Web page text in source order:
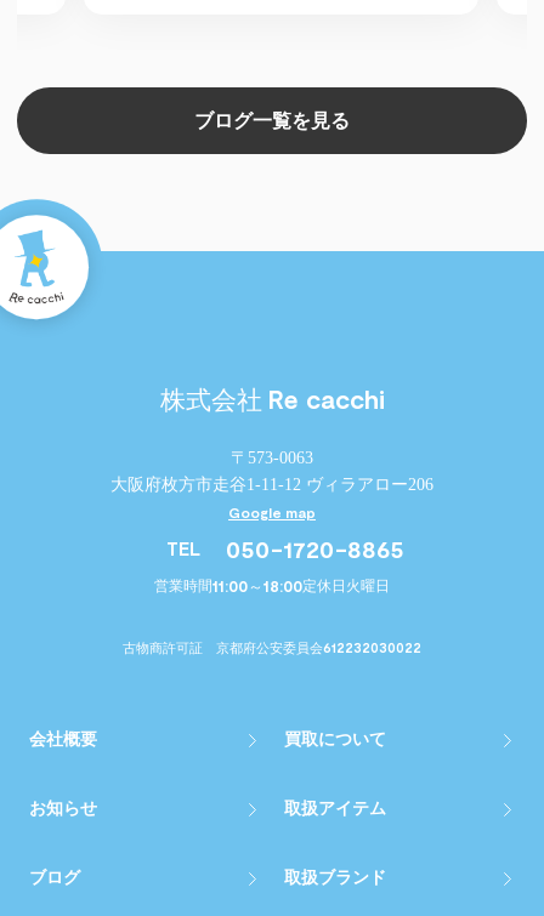
ブログ一覧を見る
株式会社 Re cacchi
〒573-0063
大阪府枚方市走谷1-11-12 ヴィラアロー206
Google map
TEL 050-1720-8865
営業時間11:00～18:00定休日 火曜日
古物商許可証 京都府公安委員会612232030022
会社概要 買取について
お知らせ 取扱アイテム
ブログ 取扱ブランド